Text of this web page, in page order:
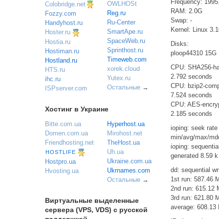
Frequency:
RAM: 2.0G
Swap: -
Kernel: Linux
Disks:
ploop44310 15G
CPU: SHA256-
2.792 seconds
CPU: bzip2-
7.524 seconds
CPU: AES-
2.185 seconds
ioping: seek rate
min/avg/max/
ioping:
generated 8.59
dd: sequential
1st run: 587.46
2nd run: 615.12
3rd run: 621.80
average: 608.13
Colobridge.net
Fozzy.com
Handyhost.ru
Hoster.ru
Hostia.ru
Hostiman.ru
Hostland.ru
HTS.ru
ihc.ru
ISPserver.com
OWLHOSt
Reg.ru
Ru-Center
SmartApe.ru
SpaceWeb.ru
Sprinthost.ru
Timeweb.com
xorek.cloud
Yutex.ru
Остальные →
Хостинг в Украине
Bitte.com.ua
Domen.com.ua
Friendhosting.net
HOSTLIFE
Hostpro.ua
Hvosting.ua
Hyperhost.ua
Mirohost.net
TheHost.ua
Uh.ua
Ukraine.com.ua
Ukrnames.com
Остальные →
Виртуальные выделенные
сервера (VPS, VDS) с русской